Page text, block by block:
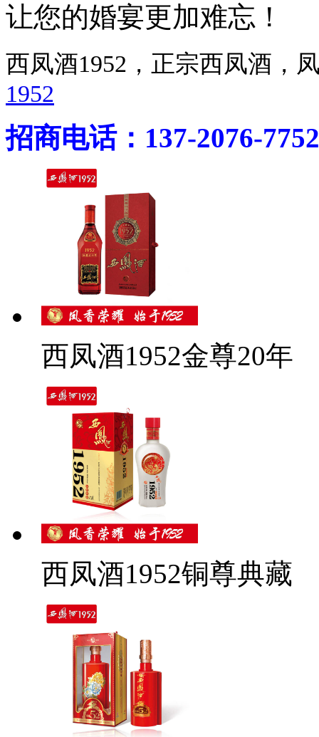
让您的婚宴更加难忘！
西凤酒1952，正宗西凤酒
1952
招商电话：137-2076-7752
西凤酒1952金尊20年
西凤酒1952铜尊典藏